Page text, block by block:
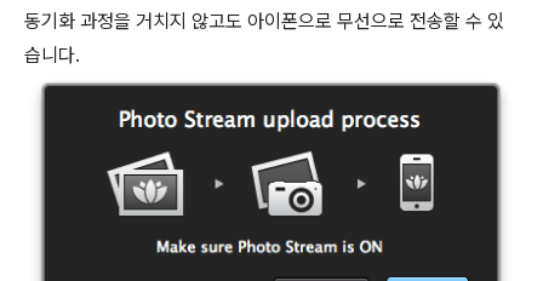
동기화 과정을 거치지 않고도 아이폰으로 무선으로 전송할 수 있
습니다.